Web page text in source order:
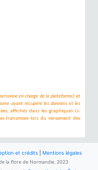
en charge de la plateforme)et
ayant récupéré les données et les
affichés dans les graphiques ci-
transmises lors du versement des
et crédits Mentions légales
la flore de Normandie, 2023